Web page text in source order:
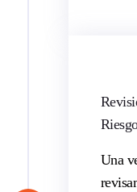
Una